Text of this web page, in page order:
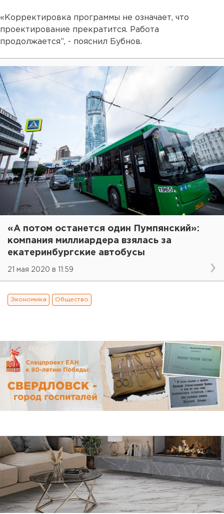
«Корректировка программы не означает, что
проектирование прекратится. Работа
продолжается”, - пояснил Бубнов.
«А потом останется один Пумпянский»:
компания миллиардера взялась за
екатеринбургские автобусы
21 мая 2020 в 11:59
Экономика Общество